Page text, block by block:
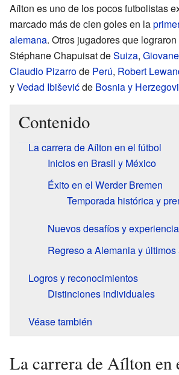
Aílton es uno de los pocos futbolistas
marcado más de cien goles en la
alemana. Otros jugadores que
Stéphane Chapuisat deSuiza,
Claudio Pizarrode Perú, Robert
yVedad Ibiševićde Bosnia y
Contenido
La carrera de Aílton en el fútbol
Inicios en Brasil y México
Éxito en el Werder Bremen
Temporada histórica y
Nuevos desafíos y
Regreso a Alemania y últimos
Logros y reconocimientos
Distinciones individuales
Véase también
La carrera de Aílton en